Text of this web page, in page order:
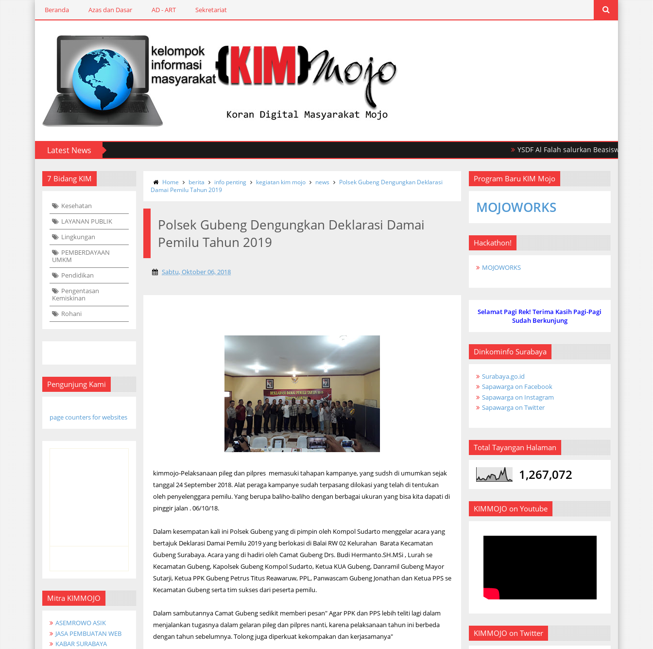
Beranda Azas dan Dasar AD - ART Sekretariat
Latest News YSDF Al Falah salurkan Beasiswa Pendidikan
7 Bidang KIM
Kesehatan
LAYANAN PUBLIK
Lingkungan
PEMBERDAYAAN
UMKM
Pendidikan
Pengentasan
Kemiskinan
Rohani
Pengunjung Kami
page counters for websites
Mitra KIMMOJO
ASEMROWO ASIK
JASA PEMBUATAN WEB
KABAR SURABAYA
Home berita info penting kegiatan kim mojo news
Polsek Gubeng Dengungkan Deklarasi
Damai Pemilu Tahun 2019
Polsek Gubeng Dengungkan Deklarasi Damai
Pemilu Tahun 2019
Sabtu, Oktober 06, 2018
kimmojo-Pelaksanaan pileg dan pilpres memasuki tahapan kampanye, yang sudsh di umumkan sejak
tanggal 24 September 2018. Alat peraga kampanye sudah terpasang dilokasi yang telah di tentukan
oleh penyelenggara pemilu. Yang berupa baliho-baliho dengan berbagai ukuran yang bisa kita dapati di
pinggir jalan . 06/10/18.
Dalam kesempatan kali ini Polsek Gubeng yang di pimpin oleh Kompol Sudarto menggelar acara yang
bertajuk Deklarasi Damai Pemilu 2019 yang berlokasi di Balai RW 02 Kelurahan Barata Kecamatan
Gubeng Surabaya. Acara yang di hadiri oleh Camat Gubeng Drs. Budi Hermanto.SH.MSi , Lurah se
Kecamatan Gubeng, Kapolsek Gubeng Kompol Sudarto, Ketua KUA Gubeng, Danramil Gubeng Mayor
Sutarji, Ketua PPK Gubeng Petrus Titus Reawaruw, PPL, Panwascam Gubeng Jonathan dan Ketua PPS se
Kecamatan Gubeng serta tim sukses dari peserta pemilu.
Dalam sambutannya Camat Gubeng sedikit memberi pesan" Agar PPK dan PPS lebih teliti lagi dalam
menjalankan tugasnya dalam gelaran pileg dan pilpres nanti, karena pelaksanaan tahun ini berbeda
dengan tahun sebelumnya. Tolong juga diperkuat kekompakan dan kerjasamanya"
Program Baru KIM Mojo
MOJOWORKS
Hackathon!
MOJOWORKS
Selamat Pagi Rek! Terima Kasih Pagi-Pagi
Sudah Berkunjung
Dinkominfo Surabaya
Surabaya.go.id
Sapawarga on Facebook
Sapawarga on Instagram
Sapawarga on Twitter
Total Tayangan Halaman
1,267,072
KIMMOJO on Youtube
KIMMOJO on Twitter